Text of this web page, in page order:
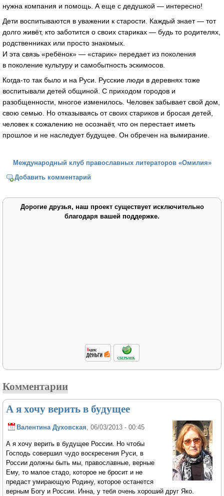
нужна компания и помощь. А еще с дедушкой — интересно!
Дети воспитываются в уважении к старости. Каждый знает — тот
долго живёт, кто заботится о своих стариках — будь то родителях,
родственниках или просто знакомых.
И эта связь «ребёнок» — «старик» передает из поколения
в поколение культуру и самобытность эскимосов.
Когда-то так было и на Руси. Русские люди в деревнях тоже
воспитывали детей общиной. С приходом городов и
разобщенности, многое изменилось. Человек забывает свой дом,
свою семью. Но отказываясь от своих стариков и бросая детей,
человек к сожалению не осознаёт, что он перестает иметь
прошлое и не наследует будущее. Он обречен на вымирание.
Международный клуб православных литераторов «Омилия»
Добавить комментарий
Дорогие друзья, наш проект существует исключительно
благодаря вашей поддержке.
Комментарии
А я хочу верить в будущее
Валентина Духовская, 06/03/2013 - 00:45
А я хочу верить в будущее России. Но чтобы
Господь совершил чудо воскресения Руси, в
России должны быть мы, православные, верные
Ему, то малое стадо, которое не бросит и не
предаст умирающую Родину, которое останется
верным Богу и России. Инна, у тебя очень хороший друг Яко.